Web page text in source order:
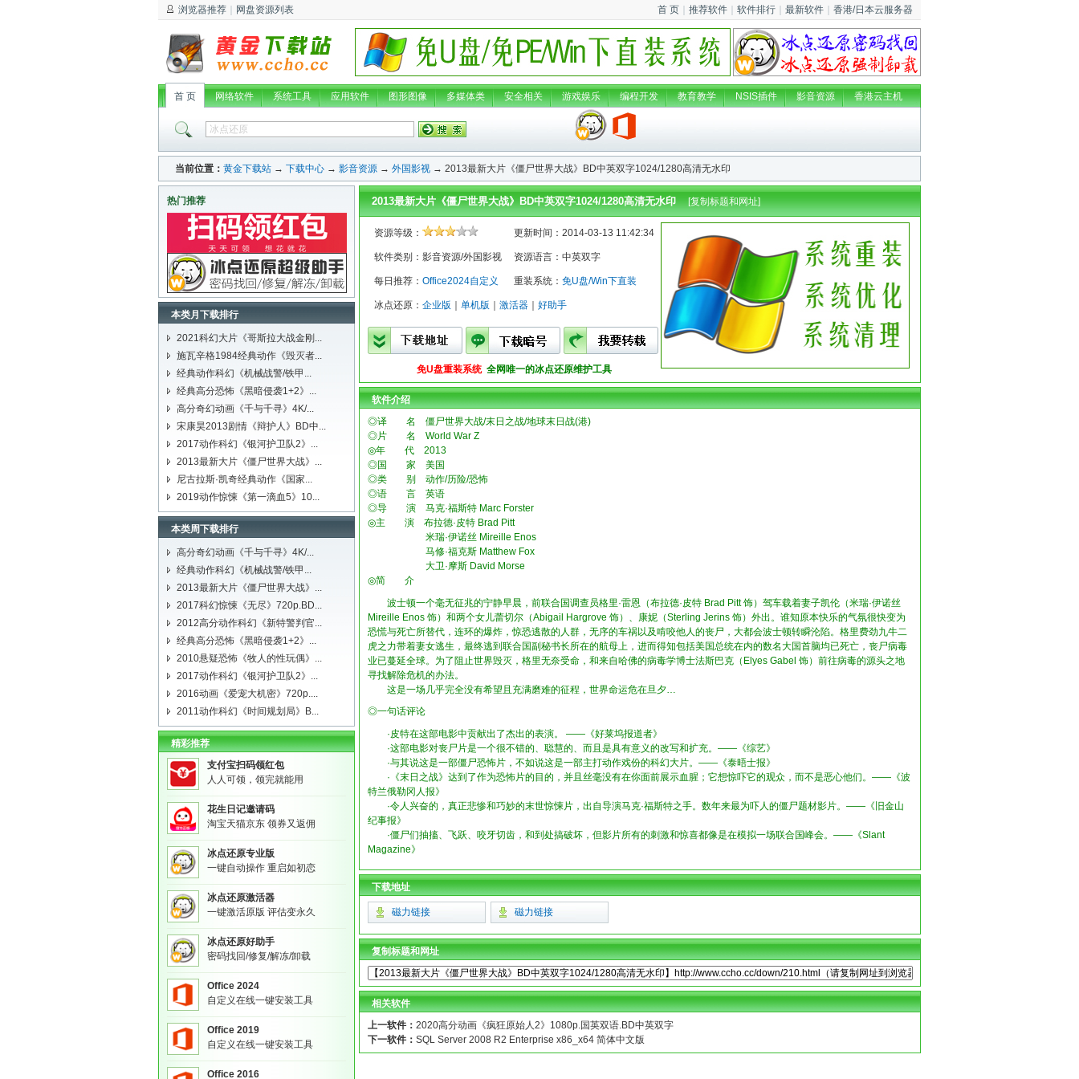
浏览器推荐 网盘资源列表 首 页 推荐软件 软件排行 最新软件 香港/日本云服务器
首 页 网络软件 系统工具 应用软件 图形图像 多媒体类 安全相关 游戏娱乐 编程开发 教育教学 NSIS插件 影音资源 香港云主机
当前位置： 黄金下载站 → 下载中心 → 影音资源 → 外国影视 → 2013最新大片《僵尸世界大战》BD中英双字1024/1280高清无水印
热门推荐
本类月下载排行
2021科幻大片《哥斯拉大战金刚...
施瓦辛格1984经典动作《毁灭者...
经典动作科幻《机械战警/铁甲...
经典高分恐怖《黑暗侵袭1+2》...
高分奇幻动画《千与千寻》4K/...
宋康昊2013剧情《辩护人》BD中...
2017动作科幻《银河护卫队2》...
2013最新大片《僵尸世界大战》...
尼古拉斯·凯奇经典动作《国家...
2019动作惊悚《第一滴血5》10...
本类周下载排行
高分奇幻动画《千与千寻》4K/...
经典动作科幻《机械战警/铁甲...
2013最新大片《僵尸世界大战》...
2017科幻惊悚《无尽》720p.BD...
2012高分动作科幻《新特警判官...
经典高分恐怖《黑暗侵袭1+2》...
2010悬疑恐怖《牧人的性玩偶》...
2017动作科幻《银河护卫队2》...
2016动画《爱宠大机密》720p....
2011动作科幻《时间规划局》B...
精彩推荐
支付宝扫码领红包
人人可领，领完就能用
花生日记邀请码
淘宝天猫京东 领券又返佣
冰点还原专业版
一键自动操作 重启如初恋
冰点还原激活器
一键激活原版 评估变永久
冰点还原好助手
密码找回/修复/解冻/卸载
Office 2024
自定义在线一键安装工具
Office 2019
自定义在线一键安装工具
Office 2016
2013最新大片《僵尸世界大战》BD中英双字1024/1280高清无水印[复制标题和网址]
资源等级： 更新时间：2014-03-13 11:42:34
软件类别：影音资源/外国影视 资源语言：中英双字
每日推荐： Office2024自定义 重装系统：免U盘/Win下直装
冰点还原： 企业版 单机版 激活器 好助手
免U盘重装系统 全网唯一的冰点还原维护工具
软件介绍
◎译 名 僵尸世界大战/末日之战/地球末日战(港)
◎片 名 World War Z
◎年 代 2013
◎国 家 美国
◎类 别 动作/历险/恐怖
◎语 言 英语
◎导 演 马克·福斯特 Marc Forster
◎主 演 布拉德·皮特 Brad Pitt
米瑞·伊诺丝 Mireille Enos
马修·福克斯 Matthew Fox
大卫·摩斯 David Morse
◎简 介
波士顿一个毫无征兆的宁静早晨，前联合国调查员格里·雷恩（布拉德·皮特 Brad Pitt 饰）驾车载着妻子凯伦（米瑞·伊诺丝
Mireille Enos 饰）和两个女儿蕾切尔（Abigail Hargrove 饰）、康妮（Sterling Jerins 饰）外出。谁知原本快乐的气氛很快变为
恐慌与死亡所替代，连环的爆炸，惊恐逃散的人群，无序的车祸以及啃咬他人的丧尸，大都会波士顿转瞬沦陷。格里费劲九牛二
虎之力带着妻女逃生，最终逃到联合国副秘书长所在的航母上，进而得知包括美国总统在内的数名大国首脑均已死亡，丧尸病毒
业已蔓延全球。为了阻止世界毁灭，格里无奈受命，和来自哈佛的病毒学博士法斯巴克（Elyes Gabel 饰）前往病毒的源头之地
寻找解除危机的办法。
这是一场几乎完全没有希望且充满磨难的征程，世界命运危在旦夕…
◎一句话评论
·皮特在这部电影中贡献出了杰出的表演。 ——《好莱坞报道者》
·这部电影对丧尸片是一个很不错的、聪慧的、而且是具有意义的改写和扩充。——《综艺》
·与其说这是一部僵尸恐怖片，不如说这是一部主打动作戏份的科幻大片。——《泰晤士报》
·《末日之战》达到了作为恐怖片的目的，并且丝毫没有在你面前展示血腥；它想惊吓它的观众，而不是恶心他们。——《波
特兰俄勒冈人报》
·令人兴奋的，真正悲惨和巧妙的末世惊悚片，出自导演马克·福斯特之手。数年来最为吓人的僵尸题材影片。——《旧金山
纪事报》
·僵尸们抽搐、飞跃、咬牙切齿，和到处搞破坏，但影片所有的刺激和惊喜都像是在模拟一场联合国峰会。——《Slant
Magazine》
下载地址
磁力链接 磁力链接
复制标题和网址
相关软件
上一软件： 2020高分动画《疯狂原始人2》1080p.国英双语.BD中英双字
下一软件： SQL Server 2008 R2 Enterprise x86_x64 简体中文版